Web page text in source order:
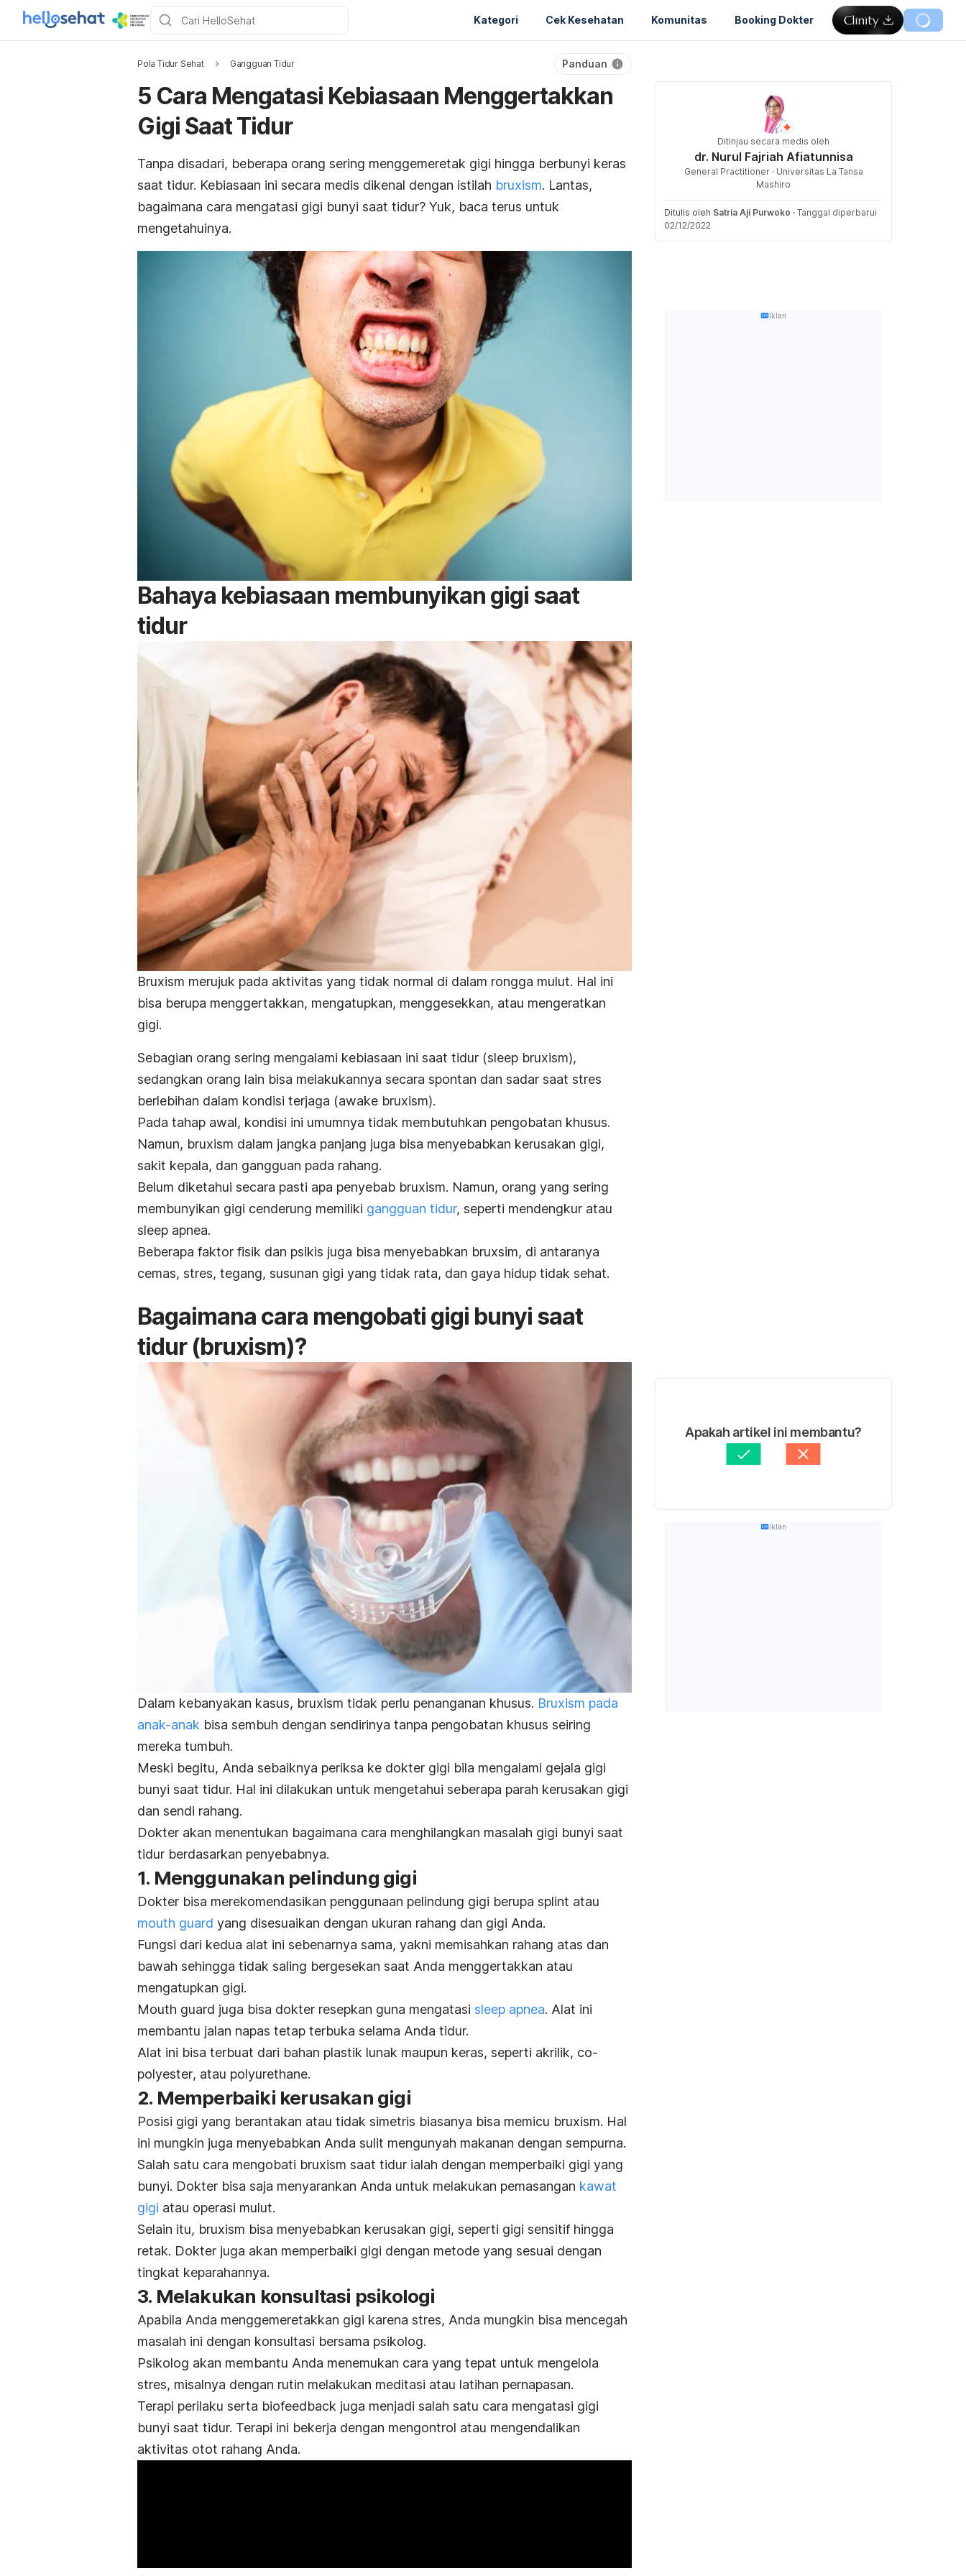
Kategori Cek Kesehatan Komunitas Booking Dokter
Pola Tidur Sehat Gangguan Tidur Panduan
5 Cara Mengatasi Kebiasaan Menggertakkan
Gigi Saat Tidur
Tanpa disadari, beberapa orang sering menggemeretak gigi hingga berbunyi keras
saat tidur. Kebiasaan ini secara medis dikenal dengan istilah bruxism. Lantas,
bagaimana cara mengatasi gigi bunyi saat tidur? Yuk, baca terus untuk
mengetahuinya.
Bahaya kebiasaan membunyikan gigi saat
tidur
Bruxism merujuk pada aktivitas yang tidak normal di dalam rongga mulut. Hal ini
bisa berupa menggertakkan, mengatupkan, menggesekkan, atau mengeratkan
gigi.
Sebagian orang sering mengalami kebiasaan ini saat tidur (sleep bruxism),
sedangkan orang lain bisa melakukannya secara spontan dan sadar saat stres
berlebihan dalam kondisi terjaga (awake bruxism).
Pada tahap awal, kondisi ini umumnya tidak membutuhkan pengobatan khusus.
Namun, bruxism dalam jangka panjang juga bisa menyebabkan kerusakan gigi,
sakit kepala, dan gangguan pada rahang.
Belum diketahui secara pasti apa penyebab bruxism. Namun, orang yang sering
membunyikan gigi cenderung memiliki gangguan tidur, seperti mendengkur atau
sleep apnea.
Beberapa faktor fisik dan psikis juga bisa menyebabkan bruxsim, di antaranya
cemas, stres, tegang, susunan gigi yang tidak rata, dan gaya hidup tidak sehat.
Bagaimana cara mengobati gigi bunyi saat
tidur (bruxism)?
Dalam kebanyakan kasus, bruxism tidak perlu penanganan khusus. Bruxism pada
anak-anak bisa sembuh dengan sendirinya tanpa pengobatan khusus seiring
mereka tumbuh.
Meski begitu, Anda sebaiknya periksa ke dokter gigi bila mengalami gejala gigi
bunyi saat tidur. Hal ini dilakukan untuk mengetahui seberapa parah kerusakan gigi
dan sendi rahang.
Dokter akan menentukan bagaimana cara menghilangkan masalah gigi bunyi saat
tidur berdasarkan penyebabnya.
1. Menggunakan pelindung gigi
Dokter bisa merekomendasikan penggunaan pelindung gigi berupa splint atau
mouth guard yang disesuaikan dengan ukuran rahang dan gigi Anda.
Fungsi dari kedua alat ini sebenarnya sama, yakni memisahkan rahang atas dan
bawah sehingga tidak saling bergesekan saat Anda menggertakkan atau
mengatupkan gigi.
Mouth guard juga bisa dokter resepkan guna mengatasi sleep apnea. Alat ini
membantu jalan napas tetap terbuka selama Anda tidur.
Alat ini bisa terbuat dari bahan plastik lunak maupun keras, seperti akrilik, co-
polyester, atau polyurethane.
2. Memperbaiki kerusakan gigi
Posisi gigi yang berantakan atau tidak simetris biasanya bisa memicu bruxism. Hal
ini mungkin juga menyebabkan Anda sulit mengunyah makanan dengan sempurna.
Salah satu cara mengobati bruxism saat tidur ialah dengan memperbaiki gigi yang
bunyi. Dokter bisa saja menyarankan Anda untuk melakukan pemasangan kawat
gigi atau operasi mulut.
Selain itu, bruxism bisa menyebabkan kerusakan gigi, seperti gigi sensitif hingga
retak. Dokter juga akan memperbaiki gigi dengan metode yang sesuai dengan
tingkat keparahannya.
3. Melakukan konsultasi psikologi
Apabila Anda menggemeretakkan gigi karena stres, Anda mungkin bisa mencegah
masalah ini dengan konsultasi bersama psikolog.
Psikolog akan membantu Anda menemukan cara yang tepat untuk mengelola
stres, misalnya dengan rutin melakukan meditasi atau latihan pernapasan.
Terapi perilaku serta biofeedback juga menjadi salah satu cara mengatasi gigi
bunyi saat tidur. Terapi ini bekerja dengan mengontrol atau mengendalikan
aktivitas otot rahang Anda.
Ditinjau secara medis oleh
dr. Nurul Fajriah Afiatunnisa
General Practitioner · Universitas La Tansa
Mashiro
Ditulis oleh Satria Aji Purwoko · Tanggal diperbarui
02/12/2022
Iklan
Apakah artikel ini membantu?
Iklan